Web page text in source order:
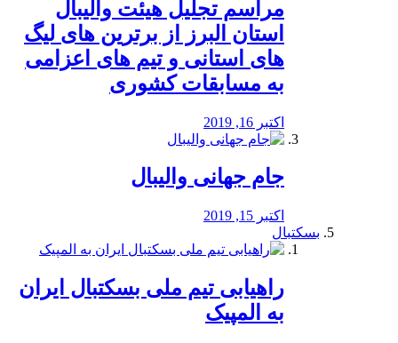
مراسم تجلیل هیئت والیبال
استان البرز از برترین های لیگ
های استانی و تیم های اعزامی
به مسابقات کشوری
اکتبر 16, 2019
جام جهانی والیبال
اکتبر 15, 2019
بسکتبال
راهیابی تیم ملی بسکتبال ایران
به المپیک